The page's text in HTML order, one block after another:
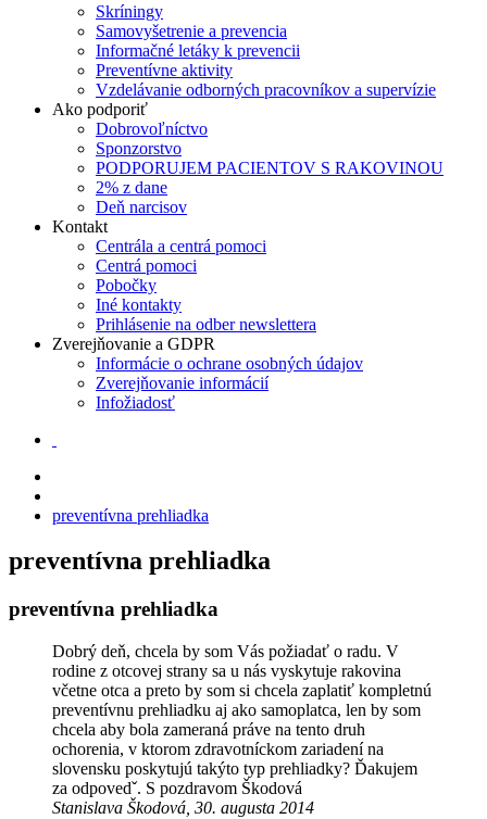
Skríningy
Samovyšetrenie a prevencia
Informačné letáky k prevencii
Preventívne aktivity
Vzdelávanie odborných pracovníkov a supervízie
Ako podporiť
Dobrovoľníctvo
Sponzorstvo
PODPORUJEM PACIENTOV S RAKOVINOU
2% z dane
Deň narcisov
Kontakt
Centrála a centrá pomoci
Centrá pomoci
Pobočky
Iné kontakty
Prihlásenie na odber newslettera
Zverejňovanie a GDPR
Informácie o ochrane osobných údajov
Zverejňovanie informácií
Infožiadosť
preventívna prehliadka
preventívna prehliadka
preventívna prehliadka
Dobrý deň, chcela by som Vás požiadať o radu. V
rodine z otcovej strany sa u nás vyskytuje rakovina
včetne otca a preto by som si chcela zaplatiť kompletnú
preventívnu prehliadku aj ako samoplatca, len by som
chcela aby bola zameraná práve na tento druh
ochorenia, v ktorom zdravotníckom zariadení na
slovensku poskytujú takýto typ prehliadky? Ďakujem
za odpovedˇ. S pozdravom Škodová
Stanislava Škodová, 30. augusta 2014